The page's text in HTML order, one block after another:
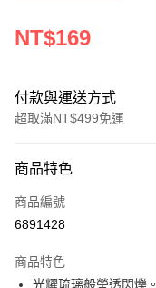
NT$169
付款與運送方式
超取滿NT$499免運
信用卡一次付款
超商取貨付款
Apple Pay
商品特色
商品編號
6891428
商品特色
光耀琉璃般瑩透閃爍。